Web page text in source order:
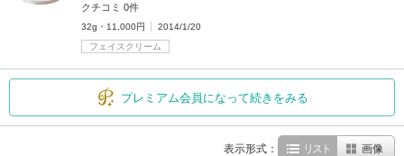
クチコミ 0件
32g・11,000円
2014/1/20
フェイスクリーム
プレミアム会員になって続きをみる
表示形式： リスト 画像